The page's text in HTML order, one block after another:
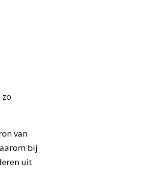
van
bij
uit